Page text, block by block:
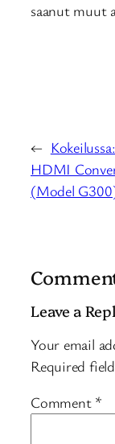
saanut muut
←
HDMI
(Model
Leave a
Your email
Required
Comment *